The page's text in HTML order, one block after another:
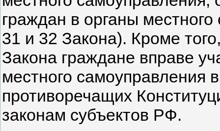
граждан в органы
31 и 32 Закона). Кроме
Закона граждане вправе
местного самоуправления
противоречащих
законам субъектов РФ.